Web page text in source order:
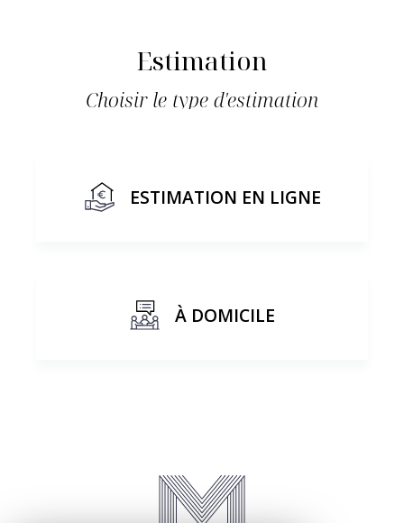
Estimation
Choisir le type d'estimation
ESTIMATION EN LIGNE
À DOMICILE
2 3